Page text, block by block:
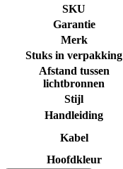
SKU
Garantie
Merk
Stuks in verpakking
Afstand tussen
lichtbronnen
Stijl
Handleiding
Kabel
Hoofdkleur